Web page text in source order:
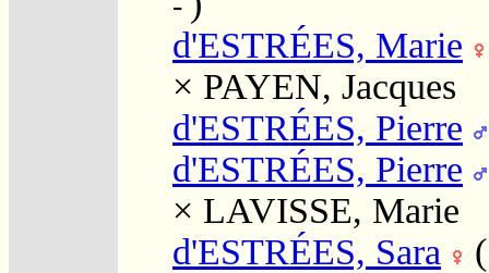
d'ESTRÉES, Marie
× PAYEN, Jacques
d'ESTRÉES, Pierre
d'ESTRÉES, Pierre
× LAVISSE, Marie
d'ESTRÉES, Sara